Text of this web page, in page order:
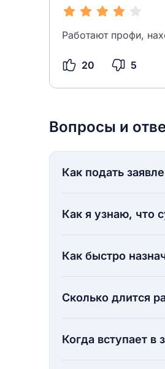
Работают профи,
20 5
Вопросы и
Как подать
Как я узнаю, что
Как быстро
Сколько длится
Когда вступает